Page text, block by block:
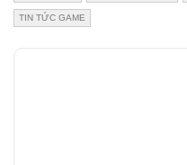
TIN TỨC GAME